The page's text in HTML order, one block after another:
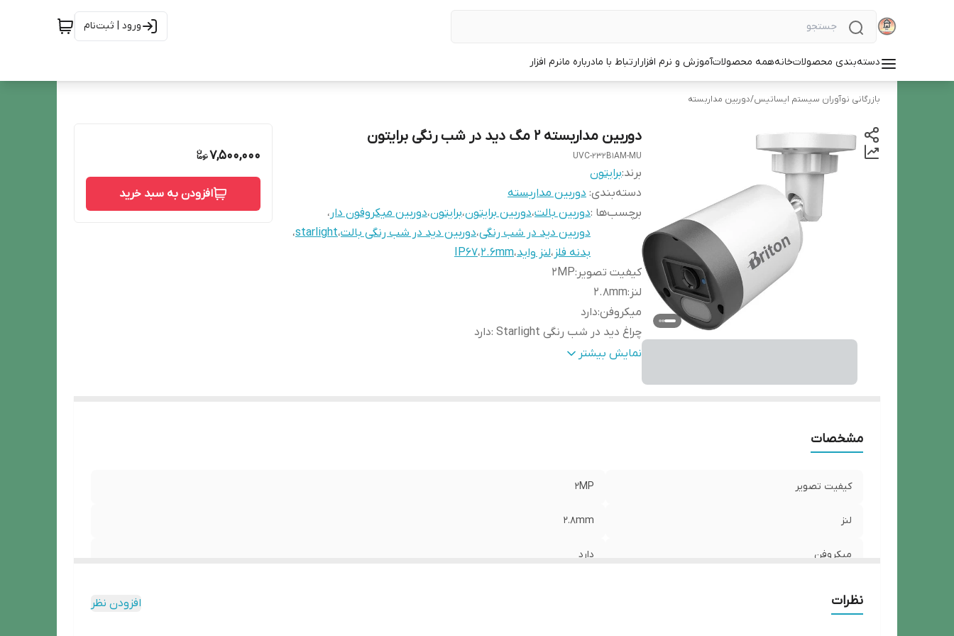
ورود | ثبت‌نام
دسته‌بندی محصولاتخانههمه محصولاتآموزش و نرم افزارارتباط با مادرباره مانرم افزار
بازرگانی نوآوران سیستم ایساتیس/دوربین‌ مداربسته
دوربین مداربسته 2 مگ دید در شب رنگی برایتون
UVC-232B1AM-MU
برند:برایتون
دسته‌بندی: دوربین‌ مداربسته
برچسب‌ها :دوربین بالت،دوربین برایتون،برایتون،دوربین میکروفون دار ،
دوربین دید در شب رنگی،دوربین دید در شب رنگی بالت،starlight،
بدنه فلز ،لنز واید،2.6mm،IP67
کیفیت تصویر :
2MP
لنز :
2.8mm
میکروفن:دارد
چراغ دید در شب رنگی Starlight
:دارد
جنس بدنه:فلزینمایش بیشتر
7,500,000
افزودن به سبد خرید
مشخصات
کیفیت تصویر 2MP
لنز 2.8mm
میکروفن دارد
نظرات افزودن نظر